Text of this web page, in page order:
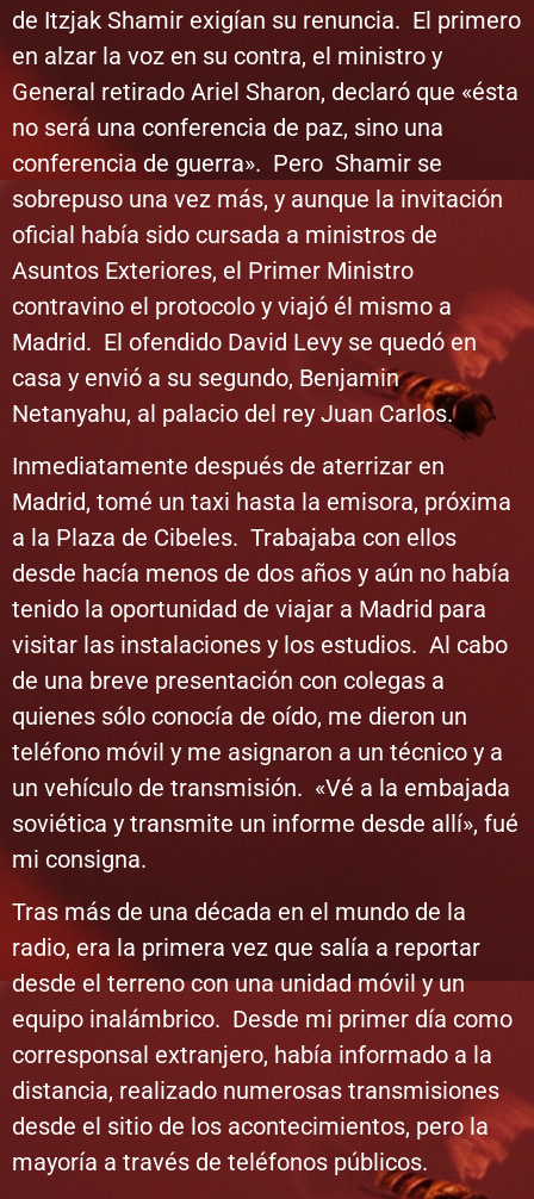
de Itzjak Shamir exigían su renuncia. El primero
en alzar la voz en su contra, el ministro y
General retirado Ariel Sharon, declaró que «ésta
no será una conferencia de paz, sino una
conferencia de guerra». Pero Shamir se
sobrepuso una vez más, y aunque la invitación
oficial había sido cursada a ministros de
Asuntos Exteriores, el Primer Ministro
contravino el protocolo y viajó él mismo a
Madrid. El ofendido David Levy se quedó en
casa y envió a su segundo, Benjamin
Netanyahu, al palacio del rey Juan Carlos.
Inmediatamente después de aterrizar en
Madrid, tomé un taxi hasta la emisora, próxima
a la Plaza de Cibeles. Trabajaba con ellos
desde hacía menos de dos años y aún no había
tenido la oportunidad de viajar a Madrid para
visitar las instalaciones y los estudios. Al cabo
de una breve presentación con colegas a
quienes sólo conocía de oído, me dieron un
teléfono móvil y me asignaron a un técnico y a
un vehículo de transmisión. «Vé a la embajada
soviética y transmite un informe desde allí», fué
mi consigna.
Tras más de una década en el mundo de la
radio, era la primera vez que salía a reportar
desde el terreno con una unidad móvil y un
equipo inalámbrico. Desde mi primer día como
corresponsal extranjero, había informado a la
distancia, realizado numerosas transmisiones
desde el sitio de los acontecimientos, pero la
mayoría a través de teléfonos públicos.